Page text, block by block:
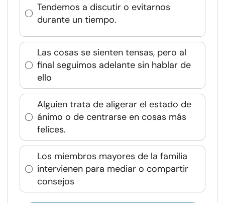
Tendemos a discutir o evitarnos
durante un tiempo.
Las cosas se sienten tensas, pero al
final seguimos adelante sin hablar de
ello
Alguien trata de aligerar el estado de
ánimo o de centrarse en cosas más
felices.
Los miembros mayores de la familia
intervienen para mediar o compartir
consejos